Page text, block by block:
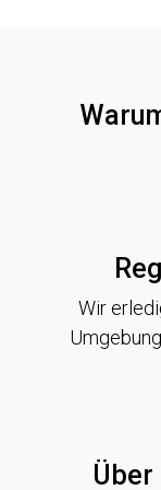
Wir
Über